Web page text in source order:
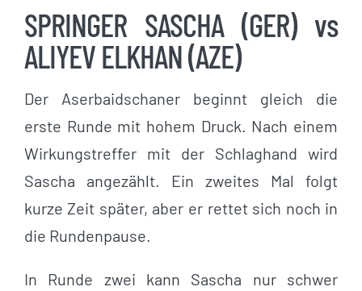
SPRINGER SASCHA (GER) vs
ALIYEV ELKHAN (AZE)
Der Aserbaidschaner beginnt gleich die
erste Runde mit hohem Druck. Nach einem
Wirkungstreffer mit der Schlaghand wird
Sascha angezählt. Ein zweites Mal folgt
kurze Zeit später, aber er rettet sich noch in
die Rundenpause.
In Runde zwei kann Sascha nur schwer